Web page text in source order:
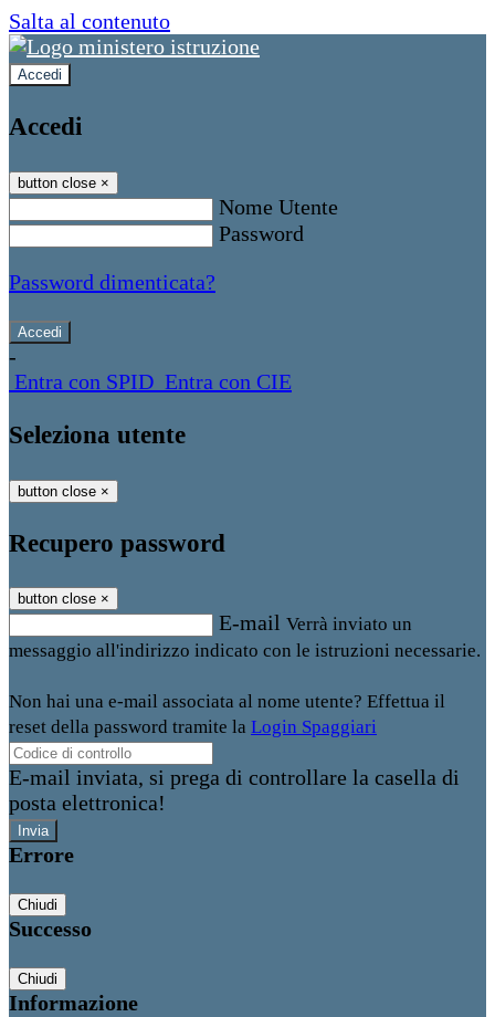
Salta al contenuto
Accedi
Accedi
button close ×
Nome Utente
Password
Password dimenticata?
-
Entra con SPID Entra con CIE
Seleziona utente
button close ×
Recupero password
button close ×
E-mail Verrà inviato un
messaggio all'indirizzo indicato con le istruzioni necessarie.
Non hai una e-mail associata al nome utente? Effettua il
reset della password tramite la Login Spaggiari
E-mail inviata, si prega di controllare la casella di
posta elettronica!
Errore
Chiudi
Successo
Chiudi
Informazione